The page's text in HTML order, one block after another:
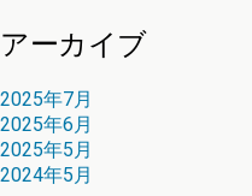
アーカイブ
2025年7月
2025年6月
2025年5月
2024年5月